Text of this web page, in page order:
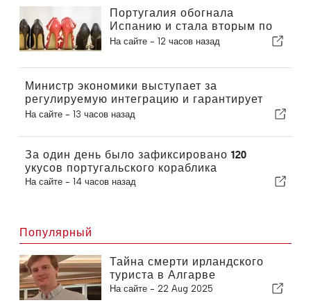
Португалия обогнала
Испанию и стала вторым по
величине производителем
На сайте - 12 часов назад
Министр экономики выступает за
регулируемую интеграцию и гарантирует
иммигрантам ускоренную процедуру
На сайте - 13 часов назад
За один день было зафиксировано 120
укусов португальского кораблика
На сайте - 14 часов назад
Популярный
Тайна смерти ирландского
туриста в Алгарве
На сайте - 22 Aug 2025